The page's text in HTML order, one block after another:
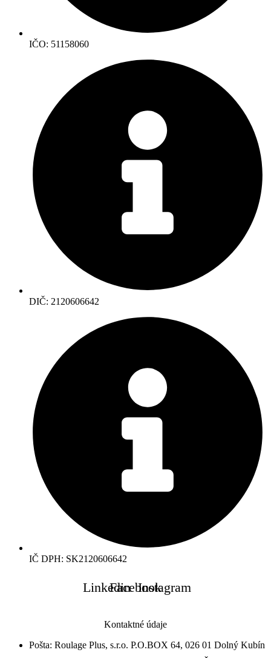
IČO: 51158060
DIČ: 2120606642
IČ DPH: SK2120606642
LinkedinFacebookInstagram
Kontaktné údaje
Pošta: Roulage Plus, s.r.o. P.O.BOX 64, 026 01 Dolný Kubín